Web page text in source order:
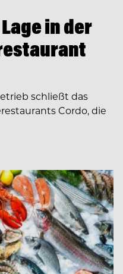
in der
schließt das
Cordo, die